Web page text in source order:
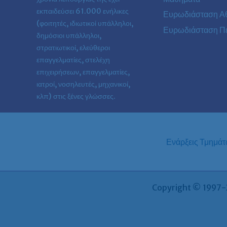
εκπαιδεύσει 61.000 ενήλικες
(φοιτητές, ιδιωτικοί υπάλληλοι,
δημόσιοι υπάλληλοι,
στρατιωτικοί, ελεύθεροι
επαγγελματίες, στελέχη
επιχειρήσεων, επαγγελματίες,
ιατροί, νοσηλευτές, μηχανικοί,
κλπ) στις ξένες γλώσσες.
Ευρωδιάσταση
Ευρωδιάσταση
Ενάρξεις
Copyright © 1997-